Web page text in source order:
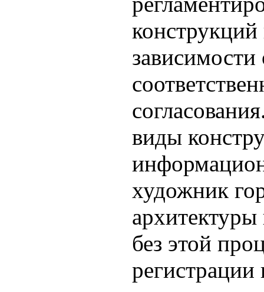
зависимости
виды
художник
архитектуры
без этой
регистрации